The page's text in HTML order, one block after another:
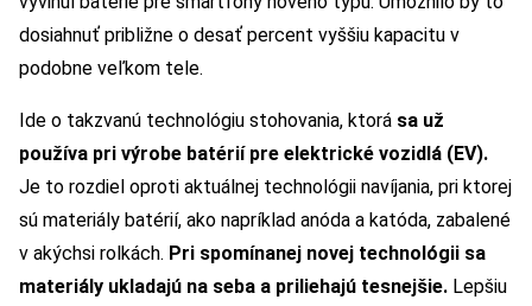
dosiahnuť približne o desať percent vyššiu kapacitu v
podobne veľkom tele.
Ide o takzvanú technológiu stohovania, ktorá sa už
používa pri výrobe batérií pre elektrické vozidlá (EV).
Je to rozdiel oproti aktuálnej technológii navíjania, pri ktorej
sú materiály batérií, ako napríklad anóda a katóda, zabalené
v akýchsi rolkách. Pri spomínanej novej technológii sa
materiály ukladajú na seba a priliehajú tesnejšie. Lepšiu